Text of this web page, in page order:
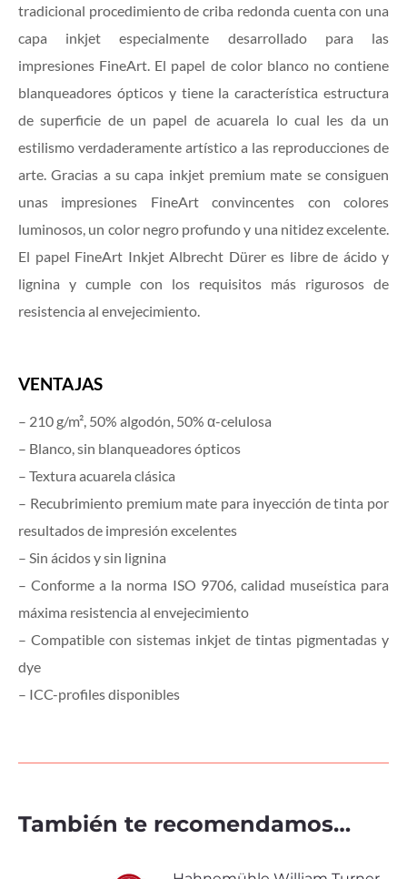
tradicional procedimiento de criba redonda cuenta con una
capa inkjet especialmente desarrollado para las
impresiones FineArt. El papel de color blanco no contiene
blanqueadores ópticos y tiene la característica estructura
de superficie de un papel de acuarela lo cual les da un
estilismo verdaderamente artístico a las reproducciones de
arte. Gracias a su capa inkjet premium mate se consiguen
unas impresiones FineArt convincentes con colores
luminosos, un color negro profundo y una nitidez excelente.
El papel FineArt Inkjet Albrecht Dürer es libre de ácido y
lignina y cumple con los requisitos más rigurosos de
resistencia al envejecimiento.
VENTAJAS
– 210 g/m², 50% algodón, 50% α-celulosa
– Blanco, sin blanqueadores ópticos
– Textura acuarela clásica
– Recubrimiento premium mate para inyección de tinta por
resultados de impresión excelentes
– Sin ácidos y sin lignina
– Conforme a la norma ISO 9706, calidad museística para
máxima resistencia al envejecimiento
– Compatible con sistemas inkjet de tintas pigmentadas y
dye
– ICC-profiles disponibles
También te recomendamos…